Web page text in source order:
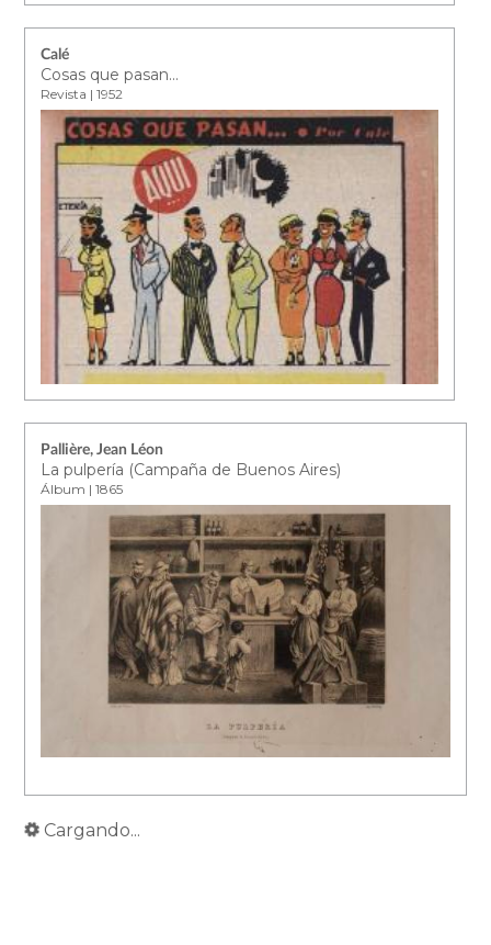
Calé
Cosas que pasan...
Revista | 1952
Pallière, Jean Léon
La pulpería (Campaña de Buenos Aires)
Álbum | 1865
Cargando...